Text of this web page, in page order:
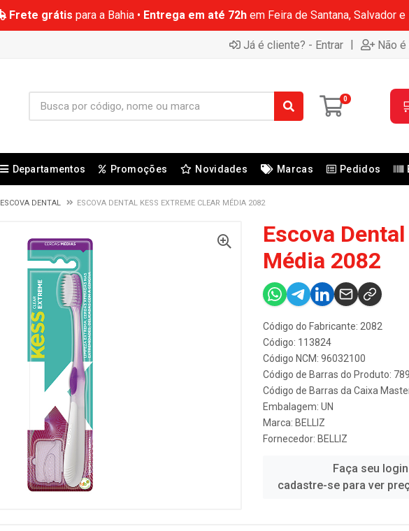
Frete grátis para a Bahia • Entrega em até 72hem Feira de Santana, Salvador
Já é cliente? - Entrar | Não
0
Departamentos Promoções Novidades Marcas Pedidos
ESCOVA DENTAL ESCOVA DENTAL KESS EXTREME CLEAR MÉDIA 2082
Escova
Média 2082
Código do Fabricante: 2082
Código: 113824
Código NCM: 96032100
Código de Barras do Produto:
Código de Barras da Caixa
Embalagem: UN
Marca: BELLIZ
Fornecedor: BELLIZ
Faça seu
cadastre-se para ver